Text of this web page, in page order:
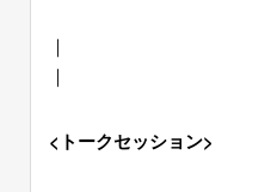
｜
｜
< トークセッション>